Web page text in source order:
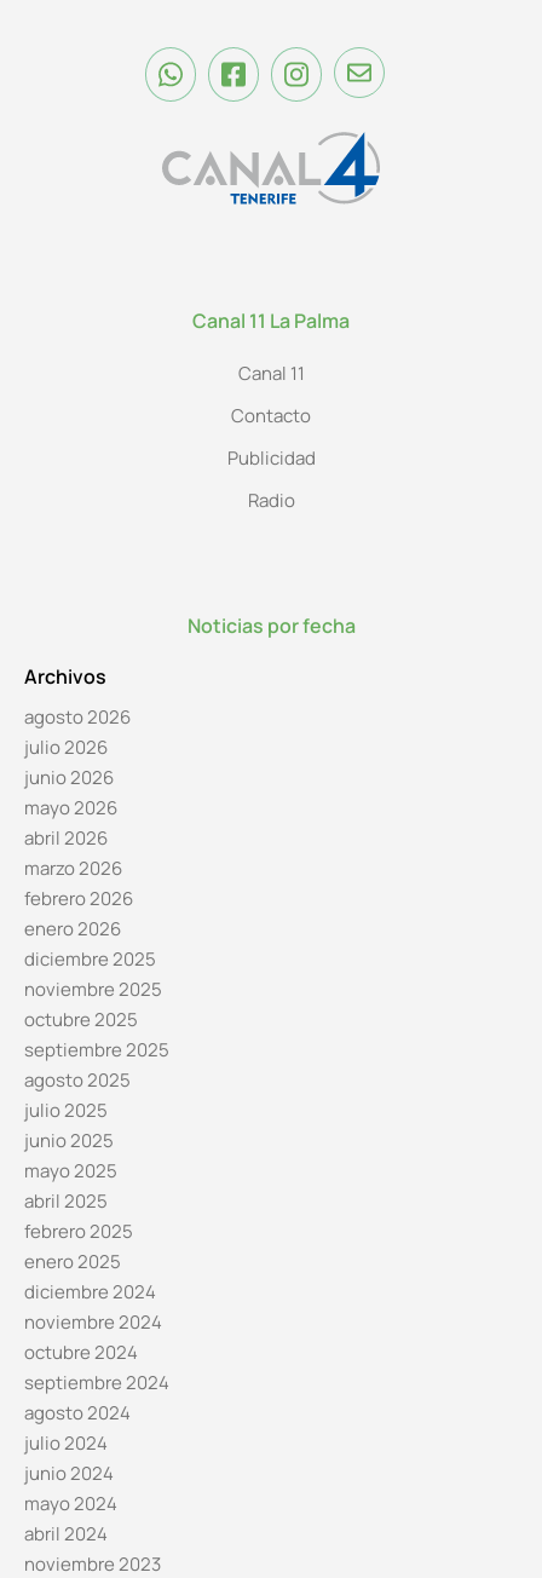
Canal 11 La Palma
Canal 11
Contacto
Publicidad
Radio
Noticias por fecha
Archivos
agosto 2026
julio 2026
junio 2026
mayo 2026
abril 2026
marzo 2026
febrero 2026
enero 2026
diciembre 2025
noviembre 2025
octubre 2025
septiembre 2025
agosto 2025
julio 2025
junio 2025
mayo 2025
abril 2025
febrero 2025
enero 2025
diciembre 2024
noviembre 2024
octubre 2024
septiembre 2024
agosto 2024
julio 2024
junio 2024
mayo 2024
abril 2024
noviembre 2023